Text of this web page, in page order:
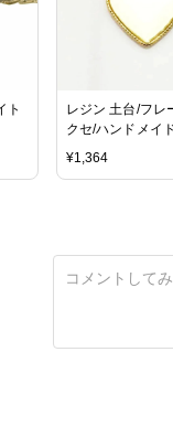
ト
レジン 土台/フレ
クセ/ハンドメイ
ト/パーツ/
¥1,364